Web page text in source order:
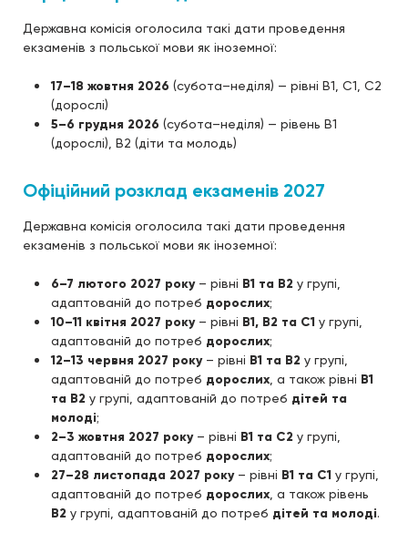
Державна комісія оголосила такі дати проведення
екзаменів з польської мови як іноземної:
17–18 жовтня 2026 (субота–неділя) — рівні B1, C1, C2
(дорослі)
5–6 грудня 2026 (субота–неділя) — рівень B1
(дорослі), B2 (діти та молодь)
Офіційний розклад екзаменів 2027
Державна комісія оголосила такі дати проведення
екзаменів з польської мови як іноземної:
6–7 лютого 2027 року– рівні B1 та B2 у групі,
адаптованій до потреб дорослих;
10–11 квітня 2027 року– рівні B1, B2 та C1 у групі,
адаптованій до потреб дорослих;
12–13 червня 2027 року– рівні B1 та B2 у групі,
адаптованій до потреб дорослих , а також рівні B1
та B2 у групі, адаптованій до потреб дітей та
молоді;
2–3 жовтня 2027 року– рівні B1 та C2 у групі,
адаптованій до потреб дорослих;
27–28 листопада 2027 року– рівні B1 та C1 у групі,
адаптованій до потреб дорослих , а також рівень
B2 у групі, адаптованій до потреб дітей та молоді.